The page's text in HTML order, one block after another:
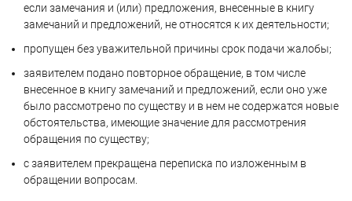
если замечания и (или) предложения, внесенные в книгу
замечаний и предложений, не относятся к их деятельности;
пропущен без уважительной причины срок подачи жалобы;
заявителем подано повторное обращение, в том числе
внесенное в книгу замечаний и предложений, если оно уже
было рассмотрено по существу и в нем не содержатся новые
обстоятельства, имеющие значение для рассмотрения
обращения по существу;
с заявителем прекращена переписка по изложенным в
обращении вопросам.